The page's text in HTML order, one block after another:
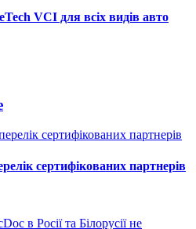
VCI для всіх видів авто
сертифікованих партнерів